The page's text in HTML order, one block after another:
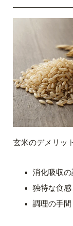
玄米のデメリッ
消化吸収の
独特な食感
調理の手間